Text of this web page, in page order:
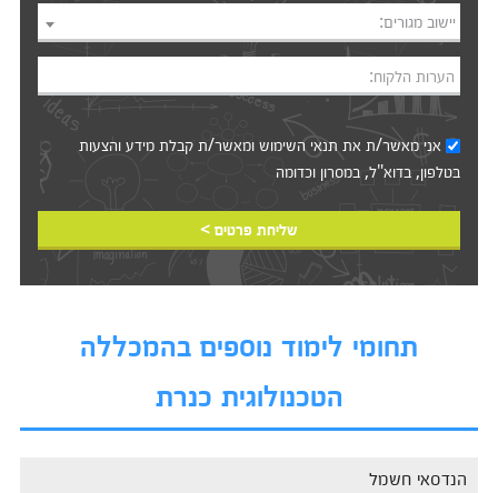
יישוב מגורים:
הערות הלקוח:
אני מאשר/ת אתתנאי השימושומאשר/ת קבלת מידע והצעות
בטלפון, בדוא"ל, במסרון וכדומה‎‎
שליחת פרטים >
תחומי לימוד נוספים בהמכללה
הטכנולוגית כנרת
הנדסאי חשמל